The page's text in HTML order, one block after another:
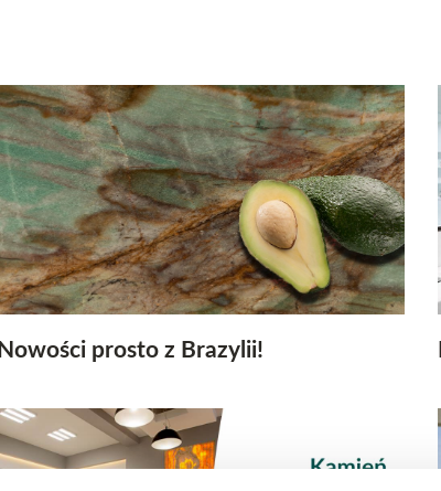
Nowości prosto z Brazylii!